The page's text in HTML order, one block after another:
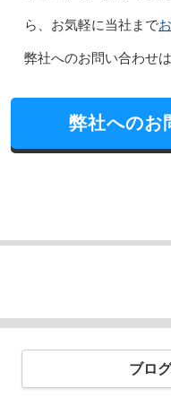
ら、お気軽に当社まで
弊社へのお問い合わせ
弊社へのお
ブロ